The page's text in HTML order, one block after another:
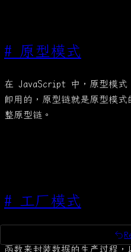
# 原型模式
在 JavaScript 中，原型模
即用的，原型链就是原型模
整原型链。
# 工厂模式
在 JavaScript 中，工厂模
函数来封装数据的生产过程